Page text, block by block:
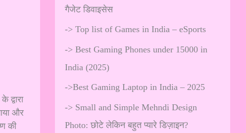
द्वारा
और
की
गैजेट डिवाइसेस
-> Top list of Games in India – eSports
-> Best Gaming Phones under 15000 in
India (2025)
->Best Gaming Laptop in India – 2025
-> Small and Simple Mehndi Design
Photo: छोटे लेकिन बहुत प्यारे डिज़ाइन?